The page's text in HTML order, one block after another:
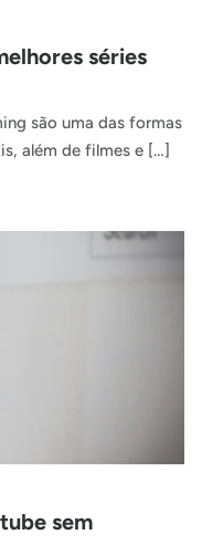
séries
são uma das formas
além de filmes e […]
sem